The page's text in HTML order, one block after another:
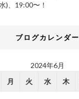
)、19:00〜！
ブログカレンダー
2024年6月
月 火 水 木